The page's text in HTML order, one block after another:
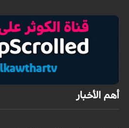
أهم الأخبار